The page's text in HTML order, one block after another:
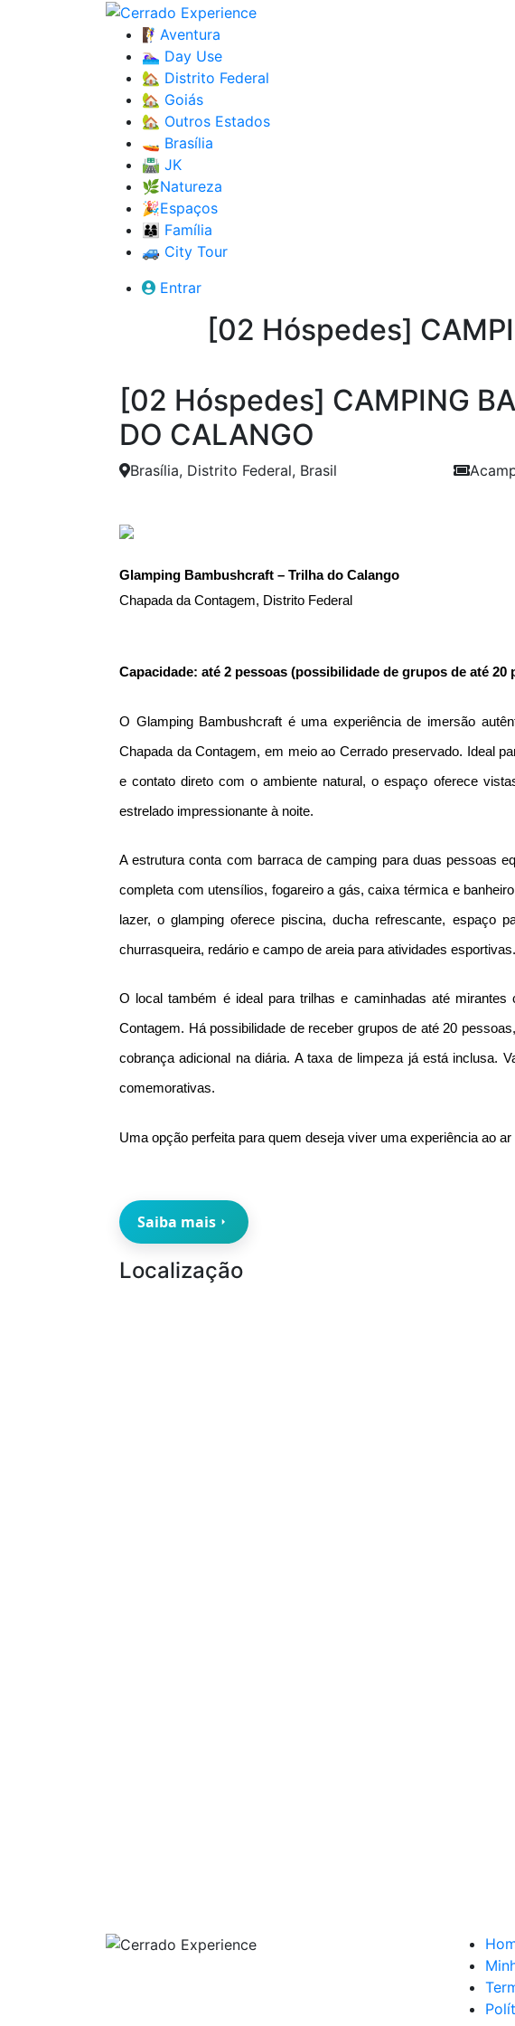
🧗‍♀️Aventura
🏊🏼‍♀️ Day Use
🏡 Distrito Federal
🏡 Goiás
🏡 Outros Estados
🚤 Brasília
🛣️ JK
🌿Natureza
🎉Espaços
👨‍👩‍👦 Família
🚙 City Tour
Entrar
[02 Hóspedes]
[02 Hóspedes] CAMPING
DO CALANGO
Brasília, Distrito Federal, Brasil
Glamping Bambushcraft – Trilha do Calango
Chapada da Contagem, Distrito Federal
Capacidade: até 2 pessoas (possibilidade de grupos de até
O Glamping Bambushcraft é uma experiência de imersão
Chapada da Contagem, em meio ao Cerrado preservado. Ideal
e contato direto com o ambiente natural, o espaço oferece
estrelado impressionante à noite.
A estrutura conta com barraca de camping para duas pessoas
completa com utensílios, fogareiro a gás, caixa térmica e
lazer, o glamping oferece piscina, ducha refrescante, espaço
churrasqueira, redário e campo de areia para atividades esportivas.
O local também é ideal para trilhas e caminhadas até
Contagem. Há possibilidade de receber grupos de até 20
cobrança adicional na diária. A taxa de limpeza já está inclusa.
comemorativas.
Uma opção perfeita para quem deseja viver uma experiência ao
Saiba mais
Localização